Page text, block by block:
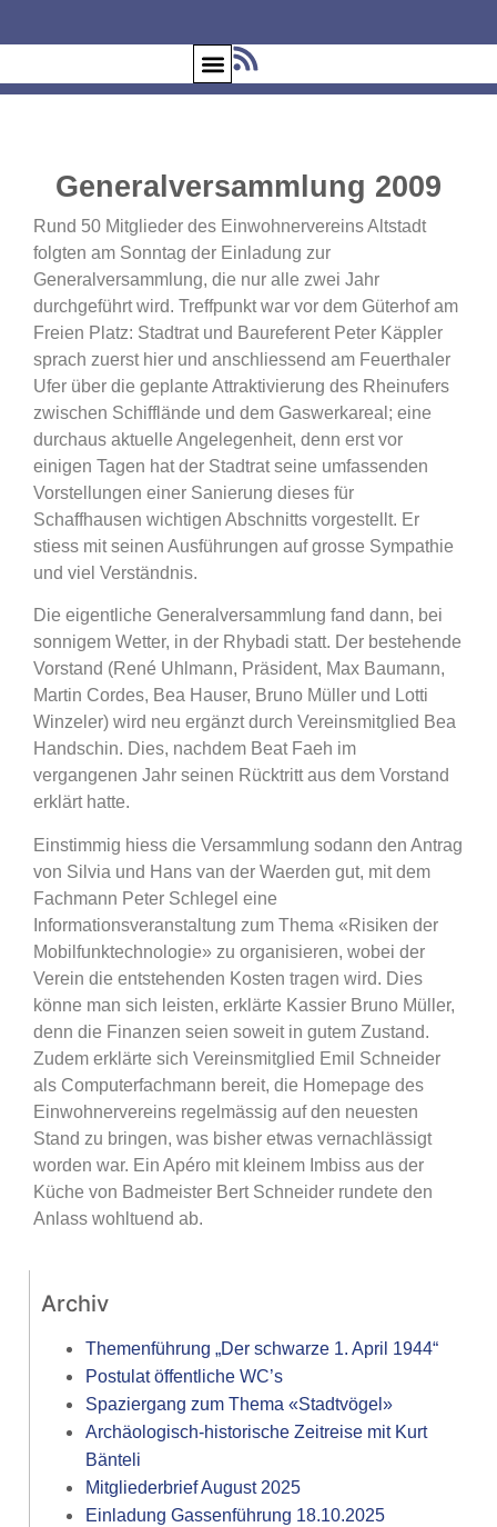
Generalversammlung 2009
Rund 50 Mitglieder des Einwohnervereins Altstadt
folgten am Sonntag der Einladung zur
Generalversammlung, die nur alle zwei Jahr
durchgeführt wird. Treffpunkt war vor dem Güterhof am
Freien Platz: Stadtrat und Baureferent Peter Käppler
sprach zuerst hier und anschliessend am Feuerthaler
Ufer über die geplante Attraktivierung des Rheinufers
zwischen Schifflände und dem Gaswerkareal; eine
durchaus aktuelle Angelegenheit, denn erst vor
einigen Tagen hat der Stadtrat seine umfassenden
Vorstellungen einer Sanierung dieses für
Schaffhausen wichtigen Abschnitts vorgestellt. Er
stiess mit seinen Ausführungen auf grosse Sympathie
und viel Verständnis.
Die eigentliche Generalversammlung fand dann, bei
sonnigem Wetter, in der Rhybadi statt. Der bestehende
Vorstand (René Uhlmann, Präsident, Max Baumann,
Martin Cordes, Bea Hauser, Bruno Müller und Lotti
Winzeler) wird neu ergänzt durch Vereinsmitglied Bea
Handschin. Dies, nachdem Beat Faeh im
vergangenen Jahr seinen Rücktritt aus dem Vorstand
erklärt hatte.
Einstimmig hiess die Versammlung sodann den Antrag
von Silvia und Hans van der Waerden gut, mit dem
Fachmann Peter Schlegel eine
Informationsveranstaltung zum Thema «Risiken der
Mobilfunktechnologie» zu organisieren, wobei der
Verein die entstehenden Kosten tragen wird. Dies
könne man sich leisten, erklärte Kassier Bruno Müller,
denn die Finanzen seien soweit in gutem Zustand.
Zudem erklärte sich Vereinsmitglied Emil Schneider
als Computerfachmann bereit, die Homepage des
Einwohnervereins regelmässig auf den neuesten
Stand zu bringen, was bisher etwas vernachlässigt
worden war. Ein Apéro mit kleinem Imbiss aus der
Küche von Badmeister Bert Schneider rundete den
Anlass wohltuend ab.
Archiv
Themenführung „Der schwarze 1. April 1944“
Postulat öffentliche WC’s
Spaziergang zum Thema «Stadtvögel»
Archäologisch-historische Zeitreise mit Kurt
Bänteli
Mitgliederbrief August 2025
Einladung Gassenführung 18.10.2025